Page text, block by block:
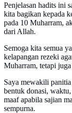
Penjelasan hadits ini
kita bagikan kepada
pada 10 Muharram,
dari Allah.
Semoga kita semua
kelapangan rezeki
Muharram, tetapi juga
Saya mewakili
bentuk donasi,
maaf apabila sajian
sempurna.